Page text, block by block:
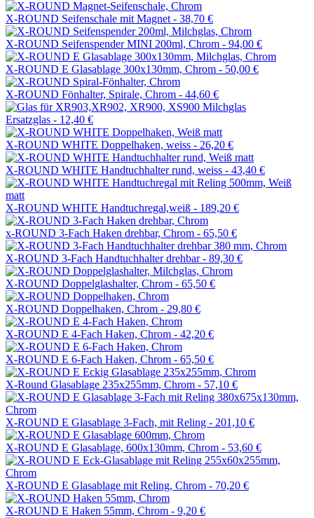
X-ROUND Seifenschale mit Magnet - 38,70 €
X-ROUND Seifenspender MINI 200ml, Chrom - 94,00 €
X-ROUND E Glasablage 300x130mm, Chrom - 50,00 €
X-ROUND Fönhalter, Spirale, Chrom - 44,60 €
Ersatzglas - 12,40 €
X-ROUND WHITE Doppelhaken, weiss - 26,20 €
X-ROUND WHITE Handtuchhalter rund, weiss - 43,40 €
X-ROUND WHITE Handtuchregal,weiß - 189,20 €
x-ROUND 3-Fach Haken drehbar, Chrom - 65,50 €
X-ROUND 3-Fach Handtuchhalter drehbar - 89,30 €
X-ROUND Doppelglashalter, Chrom - 65,50 €
X-ROUND Doppelhaken, Chrom - 29,80 €
X-ROUND E 4-Fach Haken, Chrom - 42,20 €
X-ROUND E 6-Fach Haken, Chrom - 65,50 €
X-Round Glasablage 235x255mm, Chrom - 57,10 €
X-ROUND E Glasablage 3-Fach, mit Reling - 201,10 €
X-ROUND E Glasablage, 600x130mm, Chrom - 53,60 €
X-ROUND E Glasablage mit Reling, Chrom - 70,20 €
X-ROUND E Haken 55mm, Chrom - 9,20 €